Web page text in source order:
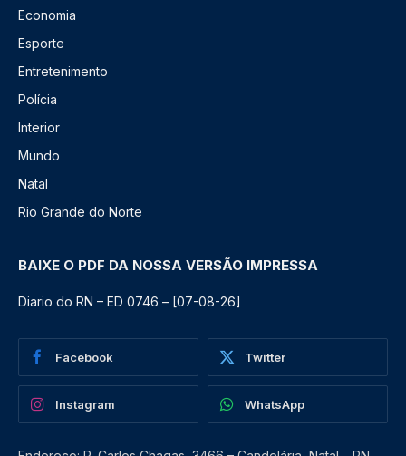
Economia
Esporte
Entretenimento
Polícia
Interior
Mundo
Natal
Rio Grande do Norte
BAIXE O PDF DA NOSSA VERSÃO IMPRESSA
Diario do RN – ED 0746 – [07-08-26]
Facebook Twitter
Instagram WhatsApp